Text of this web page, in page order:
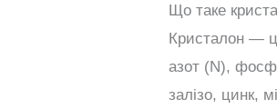
Що таке
Кристалон —
азот (N),
залізо, цинк,